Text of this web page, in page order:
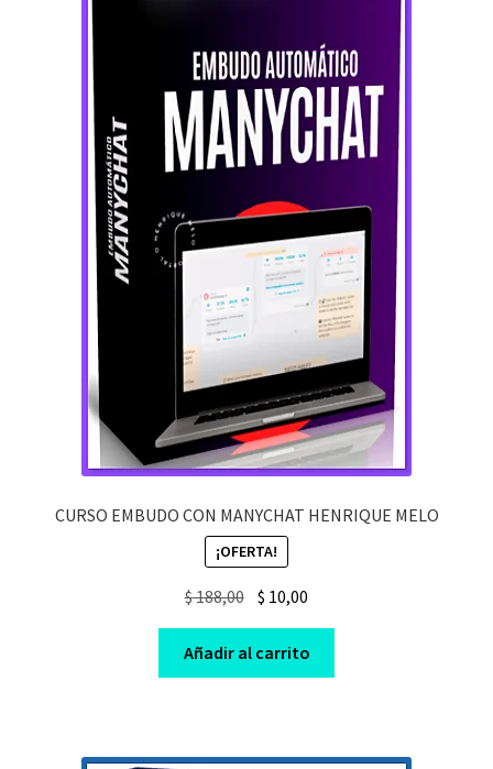
CURSO EMBUDO CON MANYCHAT HENRIQUE MELO
¡OFERTA!
$188,00 Original
price
was:
$ 188,00.
$ 10,00
price
is:
$ 10,00.
Añadir al carrito